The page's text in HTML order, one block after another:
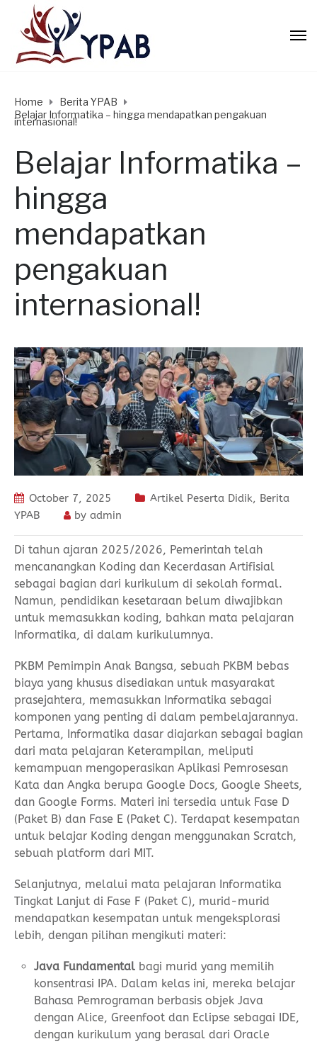
Home
Berita YPAB
Belajar Informatika – hingga mendapatkan pengakuan
internasional!
Belajar Informatika –
hingga
mendapatkan
pengakuan
internasional!
October 7, 2025 Artikel Peserta Didik, Berita
YPAB
by admin
Di tahun ajaran 2025/2026, Pemerintah telah
mencanangkan Koding dan Kecerdasan Artifisial
sebagai bagian dari kurikulum di sekolah formal.
Namun, pendidikan kesetaraan belum diwajibkan
untuk memasukkan koding, bahkan mata pelajaran
Informatika, di dalam kurikulumnya.
PKBM Pemimpin Anak Bangsa, sebuah PKBM bebas
biaya yang khusus disediakan untuk masyarakat
prasejahtera, memasukkan Informatika sebagai
komponen yang penting di dalam pembelajarannya.
Pertama, Informatika dasar diajarkan sebagai bagian
dari mata pelajaran Keterampilan, meliputi
kemampuan mengoperasikan Aplikasi Pemrosesan
Kata dan Angka berupa Google Docs, Google Sheets,
dan Google Forms. Materi ini tersedia untuk Fase D
(Paket B) dan Fase E (Paket C). Terdapat kesempatan
untuk belajar Koding dengan menggunakan Scratch,
sebuah platform dari MIT.
Selanjutnya, melalui mata pelajaran Informatika
Tingkat Lanjut di Fase F (Paket C), murid-murid
mendapatkan kesempatan untuk mengeksplorasi
lebih, dengan pilihan mengikuti materi:
Java Fundamental bagi murid yang memilih
konsentrasi IPA. Dalam kelas ini, mereka belajar
Bahasa Pemrograman berbasis objek Java
dengan Alice, Greenfoot dan Eclipse sebagai IDE,
dengan kurikulum yang berasal dari Oracle